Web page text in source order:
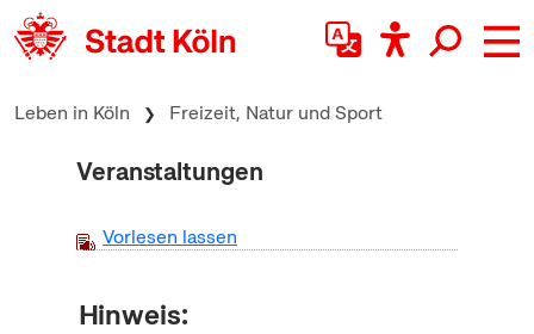
zum Inhalt springen
Leben in Köln Freizeit, Natur und Sport
Veranstaltungen
Vorlesen lassen
Hinweis: